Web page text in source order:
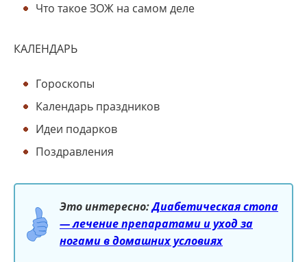
Что такое ЗОЖ на самом деле
КАЛЕНДАРЬ
Гороскопы
Календарь праздников
Идеи подарков
Поздравления
Это интересно:Диабетическая стопа
— лечение препаратами и уход за
ногами в домашних условиях